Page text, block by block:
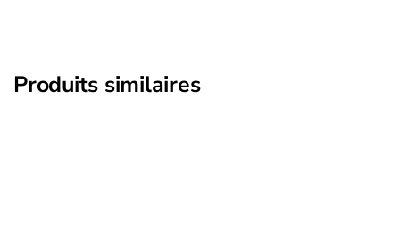
Produits similaires